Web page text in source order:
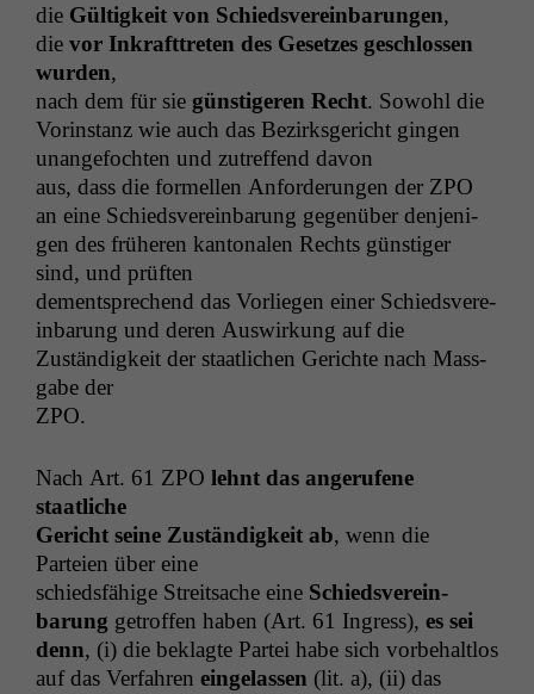
die Gültigkeit von Schiedsvere­in­barun­gen,
die vor Inkraft­treten des Geset­zes geschlossen
wur­den,
nach dem für sie gün­stigeren Recht. Sowohl die
Vorin­stanz wie auch das Bezirks­gericht gin­gen
unange­focht­en und zutr­e­f­fend davon
aus, dass die formellen Anforderun­gen der ZPO
an eine Schiedsvere­in­barung gegenüber den­jeni­
gen des früheren kan­tonalen Rechts gün­stiger
sind, und prüften
dementsprechend das Vor­liegen ein­er Schiedsvere­
in­barung und deren Auswirkung auf die
Zuständigkeit der staatlichen Gerichte nach Mass­
gabe der
ZPO.
Nach Art. 61 ZPO lehnt das angerufene
staatliche
Gericht seine Zuständigkeit ab, wenn die
Parteien über eine
schieds­fähige Stre­it­sache eine Schiedsvere­in­
barung getrof­fen haben (Art. 61 Ingress), es sei
denn, (i) die beklagte Partei habe sich vor­be­halt­los
auf das Ver­fahren ein­ge­lassen (lit. a), (ii) das